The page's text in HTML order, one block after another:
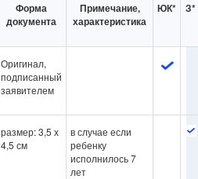
Форма
документа
Примечание,
характеристика
ЮК* З*
Оригинал,
подписанный
заявителем
размер: 3,5 х
4,5 см
в случае если
ребенку
исполнилось 7
лет